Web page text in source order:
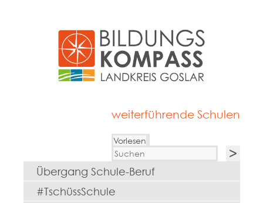
weiterführende Schulen
Vorlesen
Übergang Schule-Beruf
#TschüssSchule